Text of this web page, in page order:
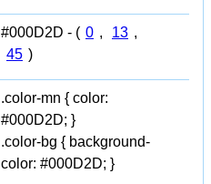
#000D2D - ( 0 , 13 ,
45 )
.color-mn { color:
#000D2D; }
.color-bg { background-
color: #000D2D; }